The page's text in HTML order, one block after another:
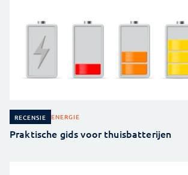
RECENSIE ENERGIE
Praktische gids voor thuisbatterijen